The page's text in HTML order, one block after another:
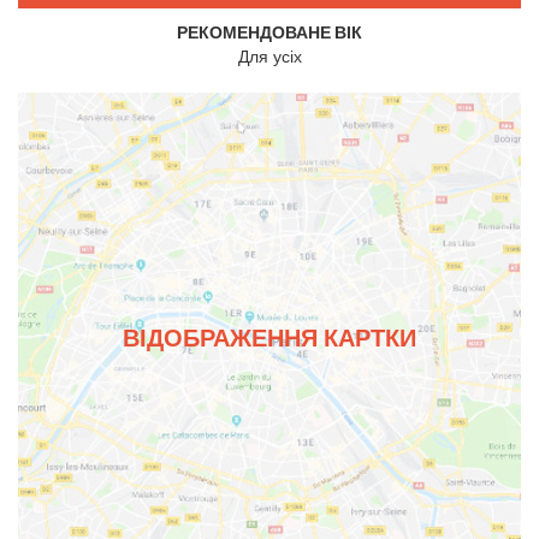
РЕКОМЕНДОВАНЕ ВІК
Для усіх
ВІДОБРАЖЕННЯ КАРТКИ